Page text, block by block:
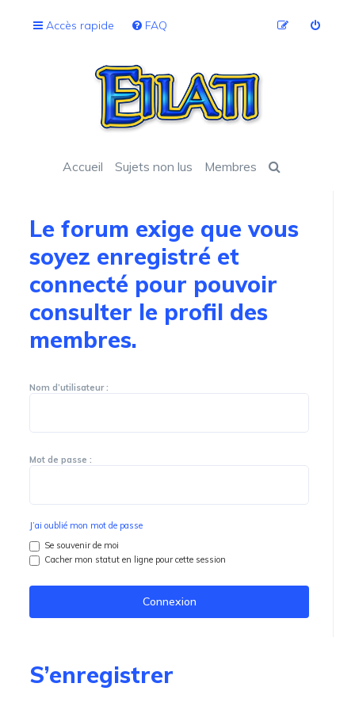
Accès rapide FAQ
Accueil Sujets non lus Membres
Le forum exige que vous
soyez enregistré et
connecté pour pouvoir
consulter le profil des
membres.
Nom d’utilisateur :
Mot de passe :
J’ai oublié mon mot de passe
Se souvenir de moi
Cacher mon statut en ligne pour cette session
S’enregistrer